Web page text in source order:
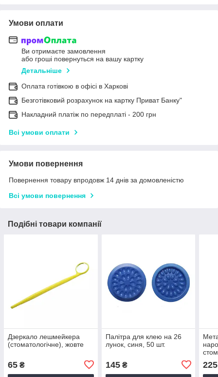
Умови оплати
Ви отримаєте замовлення
або гроші повернуться на вашу картку
Детальніше
Оплата готівкою в офісі в Харкові
Безготівковий розрахунок на картку Приват Банку"
Накладний платіж по передплаті - 200 грн
Всі умови оплати
Умови повернення
Повернення товару впродовж 14 днів за домовленістю
Всі умови повернення
Подібні товари компанії
Дзеркало лешмейкера
(стоматологічне), жовте
65 ₴
Палітра для клею на 26
лунок, синя, 50 шт.
145₴ 225